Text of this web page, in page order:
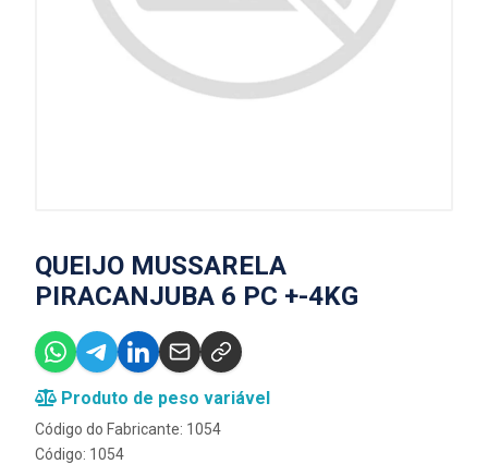
QUEIJO MUSSARELA
PIRACANJUBA 6 PC +-4KG
Produto de peso variável
Código do Fabricante: 1054
Código: 1054